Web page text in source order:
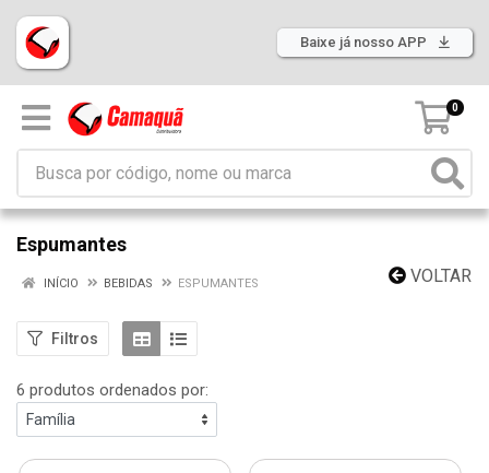
Baixe já nosso APP
0
Espumantes
VOLTAR
INÍCIO BEBIDAS ESPUMANTES
Filtros
6 produtos ordenados por: